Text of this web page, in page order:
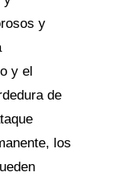
y
y el
de
los